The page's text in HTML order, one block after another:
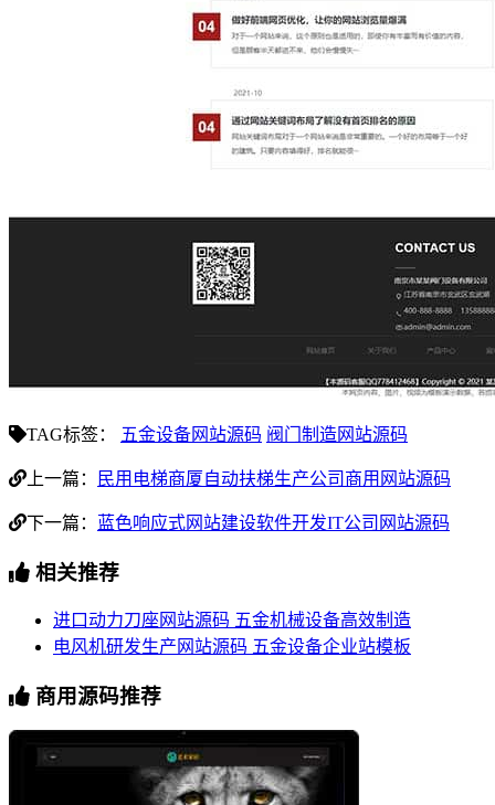
TAG标签： 五金设备网站源码 阀门制造网站源码
上一篇： 民用电梯商厦自动扶梯生产公司商用网站源码
下一篇： 蓝色响应式网站建设软件开发IT公司网站源码
相关推荐
进口动力刀座网站源码 五金机械设备高效制造
电风机研发生产网站源码 五金设备企业站模板
商用源码推荐